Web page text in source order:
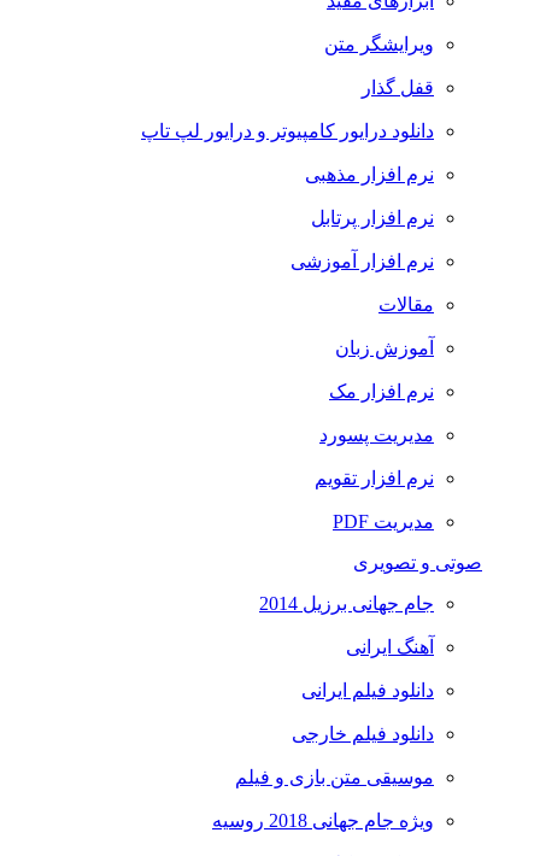
ویرایشگر متن
قفل گذار
دانلود درایور کامپیوتر و درایور لپ تاپ
نرم افزار مذهبی
نرم افزار پرتابل
نرم افزار آموزشی
مقالات
آموزش زبان
نرم افزار مک
مدیریت پسورد
نرم افزار تقویم
مدیریت PDF
صوتی و تصویری
جام جهانی برزیل 2014
آهنگ ایرانی
دانلود فیلم ایرانی
دانلود فیلم خارجی
موسیقی متن بازی و فیلم
ویژه جام جهانی 2018 روسیه